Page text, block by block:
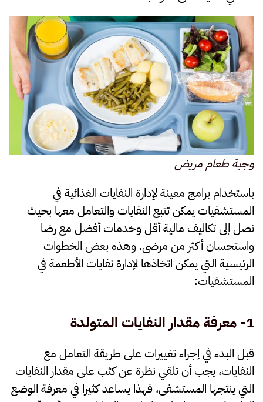
وجبة طعام مريض
باستخدام برامج معينة لإدارة النفايات الغذائية في
المستشفيات يمكن تتبع النفايات والتعامل معها بحيث
نصل إلى تكاليف مالية أقل وخدمات أفضل مع رضا
واستحسان أكثر من مرضى. وهذه بعض الخطوات
الرئيسية التي يمكن اتخاذها لإدارة نفايات الأطعمة في
المستشفيات:
1- معرفة مقدار النفايات المتولدة
قبل البدء في إجراء تغييرات على طريقة التعامل مع
النفايات، يجب أن تلقي نظرة عن كثب على مقدار النفايات
التي ينتجها المستشفى، فهذا يساعد كثيرا في معرفة الوضع